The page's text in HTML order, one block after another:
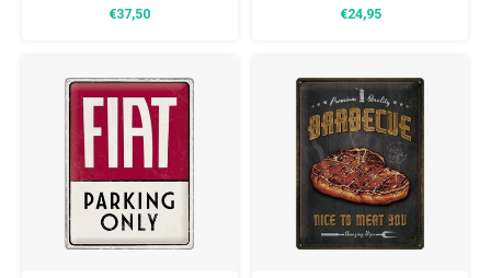
Saxophon und einer Daube von
€37,50
geschwungenen Kanten und
€24,95